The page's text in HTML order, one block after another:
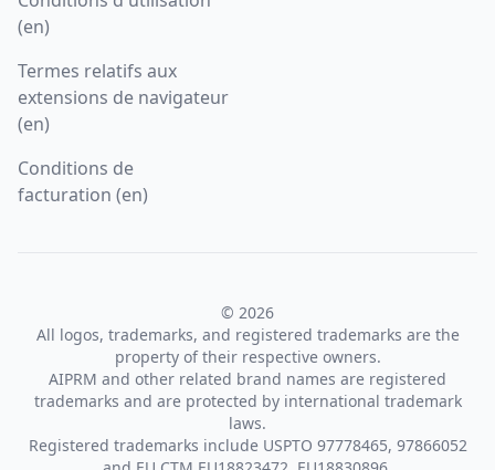
(en)
Termes relatifs aux
extensions de navigateur
(en)
Conditions de
facturation (en)
© 2026
All logos, trademarks, and registered trademarks are the
property of their respective owners.
AIPRM and other related brand names are registered
trademarks and are protected by international trademark
laws.
Registered trademarks include USPTO 97778465, 97866052